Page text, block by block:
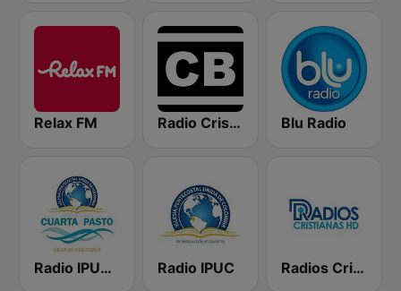
Relax FM Radio Cristiano Bíblico Blu Radio
Radio IPUC Cuarta Pasto Radio IPUC Radios Cristianas HD